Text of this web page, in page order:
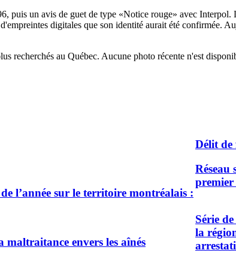
puis un avis de guet de type «Notice rouge» avec
digitales que son identité aurait été confirmée.
recherchés au Québec. Aucune photo récente n'est
Délit de
Réseau
premier
l’année sur le territoire montréalais :
Série
la
envers les aînés